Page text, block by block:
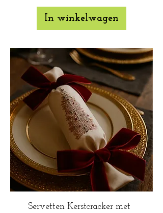
In winkelwagen
Servetten Kerstcracker met